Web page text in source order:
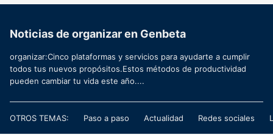
Noticias de organizar en Genbeta
organizar:Cinco plataformas y servicios para ayudarte a cumplir
todos tus nuevos propósitos.Estos métodos de productividad
pueden cambiar tu vida este año....
OTROS TEMAS: Paso a paso Actualidad Redes sociales